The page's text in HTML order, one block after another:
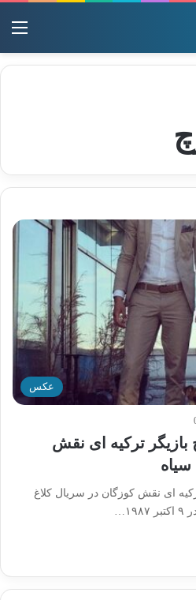
عکس
بازیگر ترکیه ای نقش
سیاه
ای نقش کوزگان در سریال کلاغ